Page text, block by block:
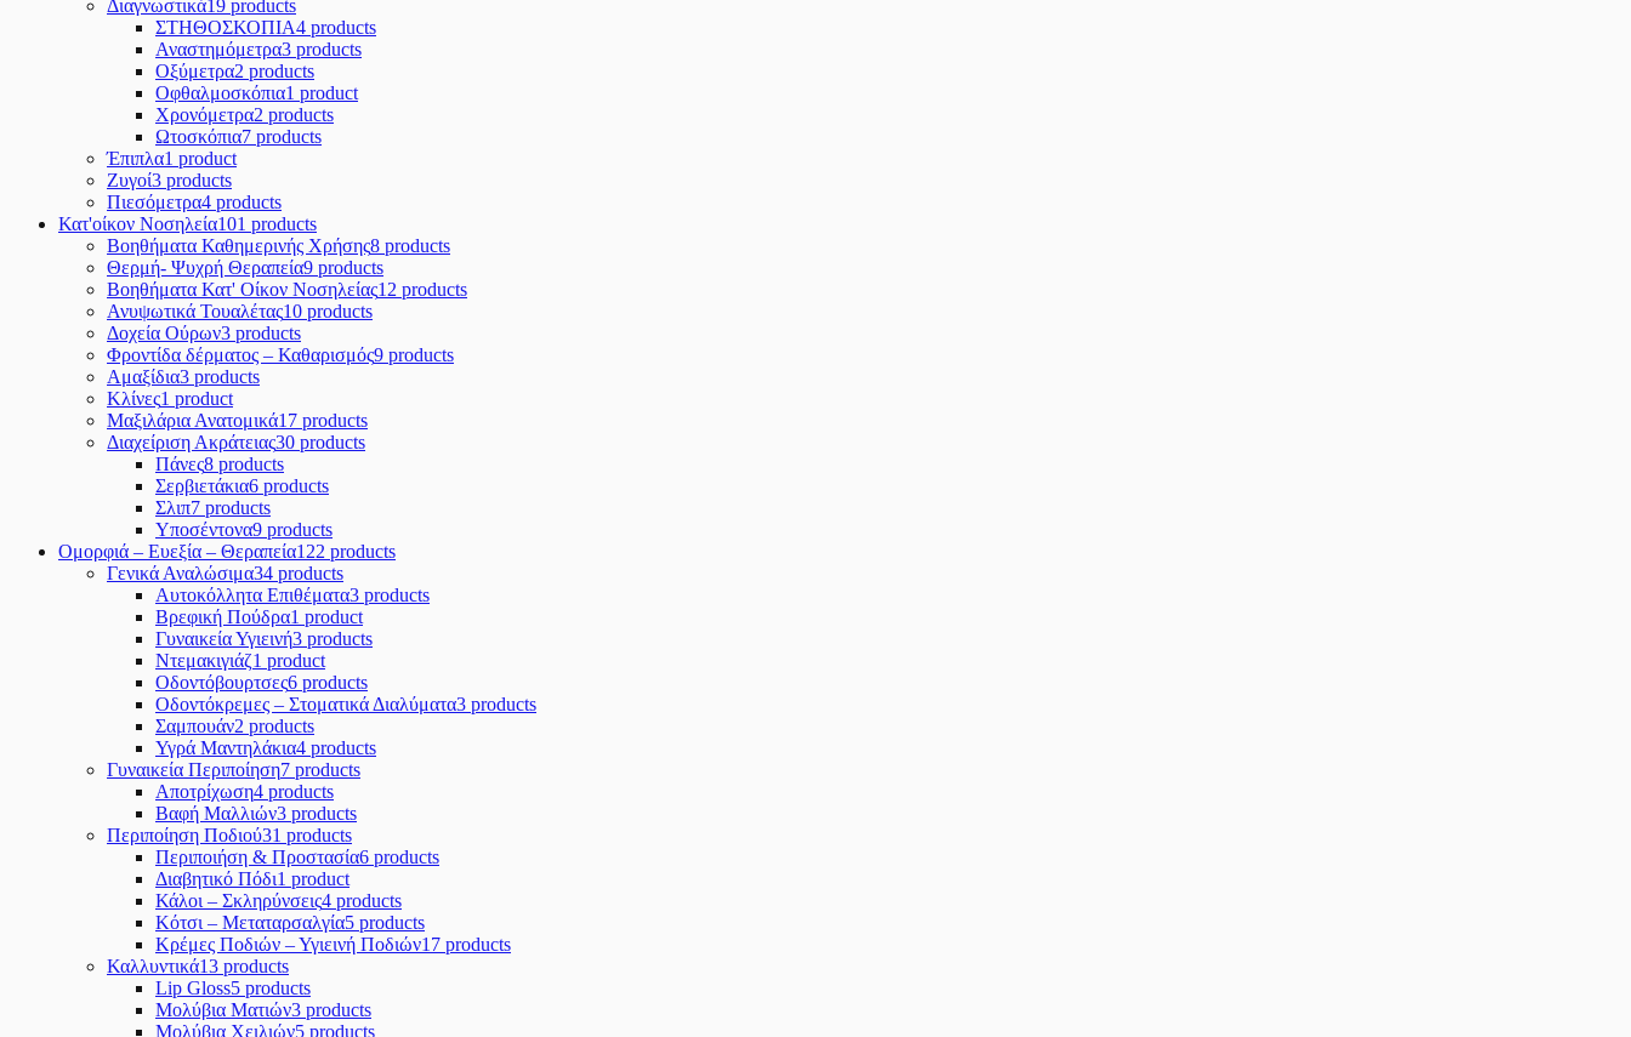
Διαγνωστικά19 products
ΣΤΗΘΟΣΚΟΠΙΑ4 products
Αναστημόμετρα3 products
Οξύμετρα2 products
Οφθαλμοσκόπια1 product
Χρονόμετρα2 products
Ωτοσκόπια7 products
Έπιπλα1 product
Ζυγοί3 products
Πιεσόμετρα4 products
Κατ'οίκον Νοσηλεία101 products
Βοηθήματα Καθημερινής Χρήσης8 products
Θερμή- Ψυχρή Θεραπεία9 products
Βοηθήματα Κατ' Οίκον Νοσηλείας12 products
Ανυψωτικά Τουαλέτας10 products
Δοχεία Ούρων3 products
Φροντίδα δέρματος – Καθαρισμός9 products
Αμαξίδια3 products
Κλίνες1 product
Μαξιλάρια Ανατομικά17 products
Διαχείριση Ακράτειας30 products
Πάνες8 products
Σερβιετάκια6 products
Σλιπ7 products
Υποσέντονα9 products
Ομορφιά – Ευεξία – Θεραπεία122 products
Γενικά Αναλώσιμα34 products
Αυτοκόλλητα Επιθέματα3 products
Βρεφική Πούδρα1 product
Γυναικεία Υγιεινή3 products
Ντεμακιγιάζ1 product
Οδοντόβουρτσες6 products
Οδοντόκρεμες – Στοματικά Διαλύματα3 products
Σαμπουάν2 products
Υγρά Μαντηλάκια4 products
Γυναικεία Περιποίηση7 products
Αποτρίχωση4 products
Βαφή Μαλλιών3 products
Περιποίηση Ποδιού31 products
Περιποιήση & Προστασία6 products
Διαβητικό Πόδι1 product
Κάλοι – Σκληρύνσεις4 products
Κότσι – Μεταταρσαλγία5 products
Κρέμες Ποδιών – Υγιεινή Ποδιών17 products
Καλλυντικά13 products
Lip Gloss5 products
Μολύβια Ματιών3 products
Μολύβια Χειλιών5 products